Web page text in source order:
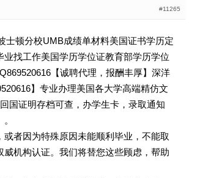
#11265
士顿分校UMB成绩单材料美国证书学历定
找工作美国学历学位证教育部学历学位
【诚聘代理，报酬丰厚】深洋
】专业办理美国各大学高端精仿文
国证明存档可查，办学生卡，录取通知
者因为特殊原因未能顺利毕业，不能取
机构认证。我们将替您这些顾虑，帮助